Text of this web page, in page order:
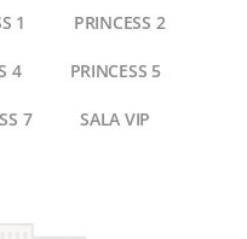
1 PRINCESS 2
4 PRINCESS 5
7 SALA VIP